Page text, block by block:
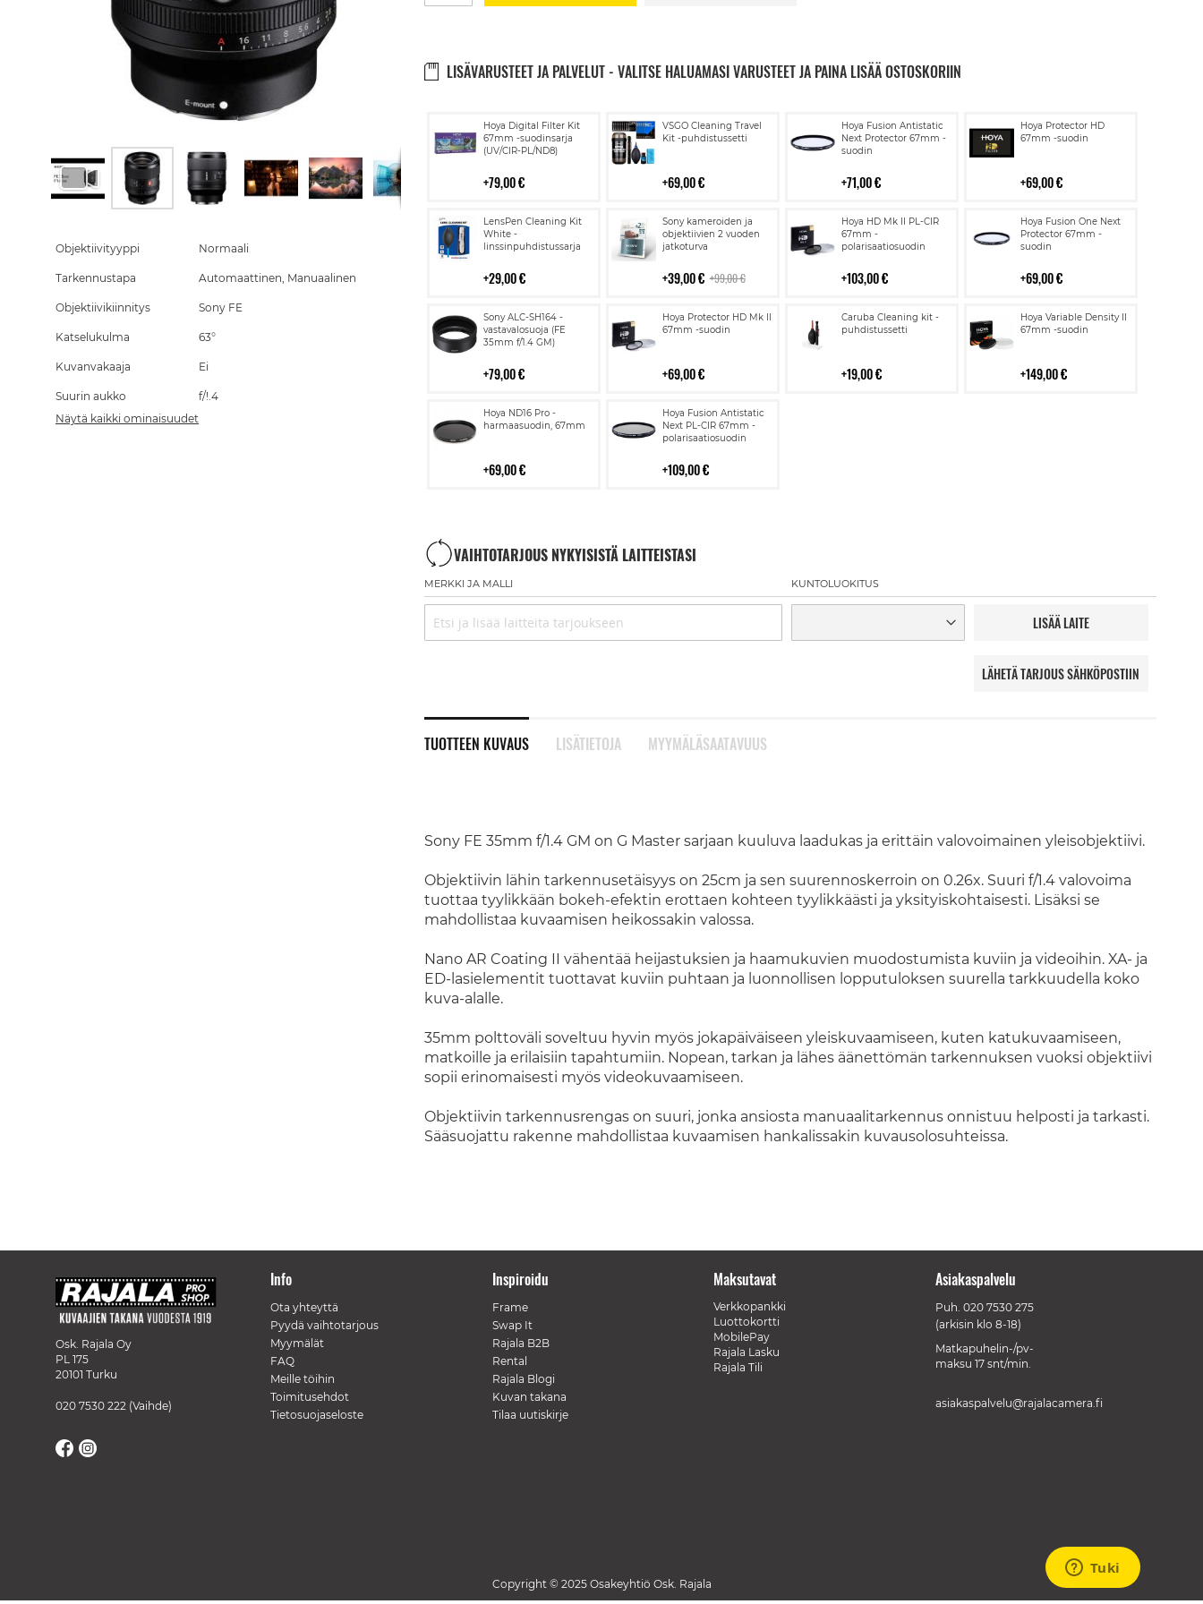
LISÄVARUSTEET JA PALVELUT - VALITSE HALUAMASI VARUSTEET JA PAINA LISÄÄ OSTOSKORIIN
Hoya Digital Filter Kit
67mm -suodinsarja
(UV/CIR-PL/ND8)
79,00 €
Lisää
ostoskoriin
VSGO Cleaning Travel
Kit -puhdistussetti
69,00 €
Lisää
ostoskoriin
Hoya Fusion Antistatic
Next Protector 67mm -
suodin
71,00 €
Lisää
ostoskoriin
Hoya Protector HD
67mm -suodin
69,00 €
Lisää
ostoskoriin
LensPen Cleaning Kit
White -
linssinpuhdistussarja
29,00 €
Lisää
ostoskoriin
Sony kameroiden ja
objektiivien 2 vuoden
jatkoturva
39,00 € 99,00 €
Lisää
ostoskoriin
Hoya HD Mk II PL-CIR
67mm -
polarisaatiosuodin
103,00 €
Lisää
ostoskoriin
Hoya Fusion One Next
Protector 67mm -
suodin
69,00 €
Lisää
ostoskoriin
Sony ALC-SH164 -
vastavalosuoja (FE
35mm f/1.4 GM)
79,00 €
Lisää
ostoskoriin
Hoya Protector HD Mk II
67mm -suodin
69,00 €
Lisää
ostoskoriin
Caruba Cleaning kit -
puhdistussetti
19,00 €
Lisää
ostoskoriin
Hoya Variable Density II
67mm -suodin
149,00 €
Lisää
ostoskoriin
Hoya ND16 Pro -
harmaasuodin, 67mm
69,00 €
Lisää
ostoskoriin
Hoya Fusion Antistatic
Next PL-CIR 67mm -
polarisaatiosuodin
109,00 €
Lisää
ostoskoriin
VAIHTOTARJOUS NYKYISISTÄ LAITTEISTASI
MERKKI JA MALLI KUNTOLUOKITUS
LISÄÄ LAITE
LÄHETÄ TARJOUS SÄHKÖPOSTIIN
TUOTTEEN KUVAUS
Sony FE 35mm f/1.4 GM on G Master sarjaan kuuluva laadukas ja erittäin valovoimainen yleisobjektiivi.
Objektiivin lähin tarkennusetäisyys on 25cm ja sen suurennoskerroin on 0.26x. Suuri f/1.4 valovoima
tuottaa tyylikkään bokeh-efektin erottaen kohteen tyylikkäästi ja yksityiskohtaisesti. Lisäksi se
mahdollistaa kuvaamisen heikossakin valossa.
Nano AR Coating II vähentää heijastuksien ja haamukuvien muodostumista kuviin ja videoihin. XA- ja
ED-lasielementit tuottavat kuviin puhtaan ja luonnollisen lopputuloksen suurella tarkkuudella koko
kuva-alalle.
35mm polttoväli soveltuu hyvin myös jokapäiväiseen yleiskuvaamiseen, kuten katukuvaamiseen,
matkoille ja erilaisiin tapahtumiin. Nopean, tarkan ja lähes äänettömän tarkennuksen vuoksi objektiivi
sopii erinomaisesti myös videokuvaamiseen.
Objektiivin tarkennusrengas on suuri, jonka ansiosta manuaalitarkennus onnistuu helposti ja tarkasti.
Sääsuojattu rakenne mahdollistaa kuvaamisen hankalissakin kuvausolosuhteissa.
LISÄTIETOJA MYYMÄLÄSAATAVUUS
the
of
images
Objektiivityyppi Normaali
Tarkennustapa Automaattinen, Manuaalinen
Objektiivikiinnitys Sony FE
Katselukulma 63°
Kuvanvakaaja Ei
Suurin aukko
f/!.4
Näytä kaikki ominaisuudet
Osk. Rajala Oy
PL 175
20101 Turku
020 7530 222 (Vaihde)
Info
Ota yhteyttä
Pyydä vaihtotarjous
Myymälät
FAQ
Meille töihin
Toimitusehdot
Tietosuojaseloste
Inspiroidu
Frame
Swap It
Rajala B2B
Rental
Rajala Blogi
Kuvan takana
Tilaa uutiskirje
Maksutavat
Verkkopankki
Luottokortti
MobilePay
Rajala Lasku
Rajala Tili
Asiakaspalvelu
Puh. 020 7530 275
(arkisin klo 8-18)
Matkapuhelin-/pv-
maksu 17 snt/min.
asiakaspalvelu@rajalacamera.fi
Copyright © 2025 Osakeyhtiö Osk. Rajala